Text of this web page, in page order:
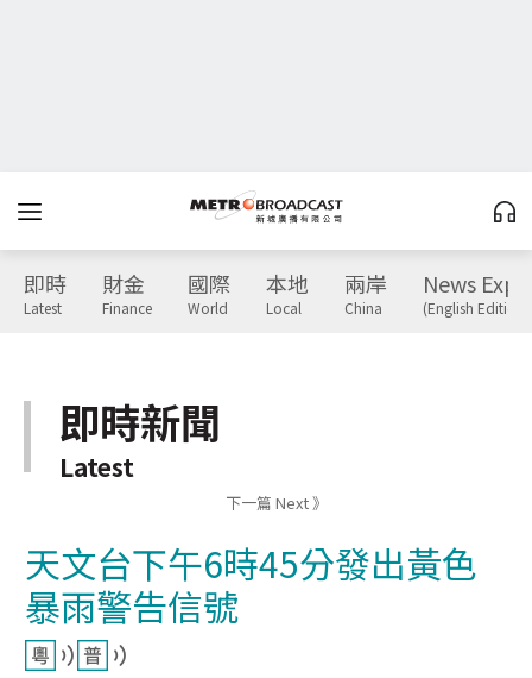
即時
Latest
財金
Finance
國際
World
本地
Local
兩岸
China
News
(English Edition)
即時新聞
Latest
下一篇 Next 》
天文台下午6時45分發出黃色
暴雨警告信號